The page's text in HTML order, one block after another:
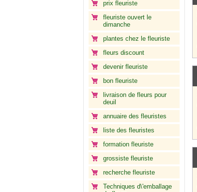
prix fleuriste
fleuriste ouvert le
dimanche
plantes chez le fleuriste
fleurs discount
devenir fleuriste
bon fleuriste
livraison de fleurs pour
deuil
annuaire des fleuristes
liste des fleuristes
formation fleuriste
grossiste fleuriste
recherche fleuriste
Techniques d\'emballage